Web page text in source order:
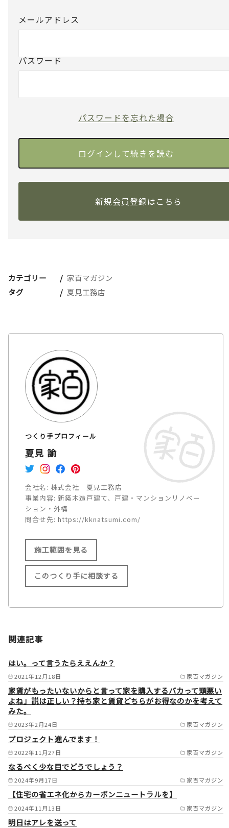
メールアドレス
パスワード
パスワードを忘れた場合
新規会員登録はこちら
カテゴリー
家百マガジン
タグ
夏見工務店
つくり手プロフィール
夏見 諭
会社名: 株式会社 夏見工務店
事業内容: 新築木造戸建て、戸建・マンションリノベー
ション・外構
問合せ先: https://kknatsumi.com/
施工範囲を見る
施工範囲
京都市（北区 /
大山崎町 /
このつくり手に相談する
関連記事
2021年12月18日 家百マガジン
はい。って言うたらええんか？
2023年2月24日 家百マガジン
家賃がもったいないからと言って家を購入するバカって頭悪い
よね」説は正しい？持ち家と賃貸どちらがお得なのかを考えて
みた。
2022年11月27日 家百マガジン
プロジェクト進んでます！
2024年9月17日 家百マガジン
なるべく少な目でどうでしょう？
2024年11月13日 家百マガジン
【住宅の省エネ化からカーボンニュートラルを】
明日はアレを送って